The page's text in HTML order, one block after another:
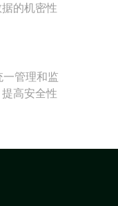
的机密性
管理和监
高安全性